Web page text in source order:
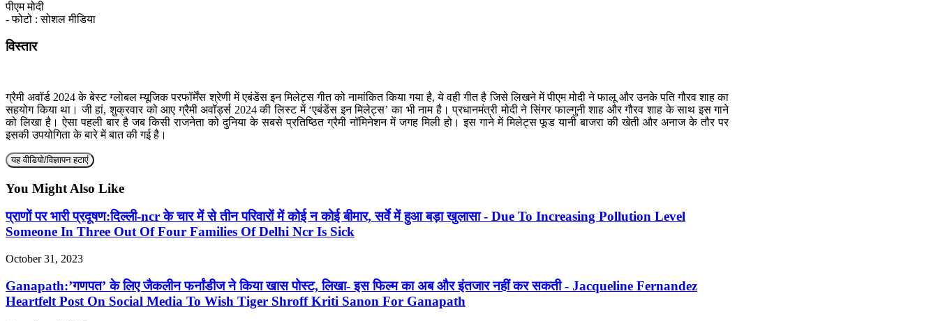
पीएम मोदी
- फोटो : सोशल मीडिया
विस्तार
ग्रैमी अवॉर्ड 2024 के बेस्ट ग्लोबल म्यूजिक परफॉर्मेंस श्रेणी में एबंडेंस इन मिलेट्स गीत को नामांकित किया गया है, ये वही गीत है जिसे लिखने में पीएम मोदी ने फालू और उनके पति गौरव शाह का
सहयोग किया था। जी हां, शुक्रवार को आए ग्रैमी अवॉर्ड्स 2024 की लिस्ट में ‘एबंडेंस इन मिलेट्स’ का भी नाम है। प्रधानमंत्री मोदी ने सिंगर फाल्गुनी शाह और गौरव शाह के साथ इस गाने
को लिखा है। ऐसा पहली बार है जब किसी राजनेता को दुनिया के सबसे प्रतिष्ठित ग्रैमी नॉमिनेशन में जगह मिली हो। इस गाने में मिलेट्स फूड यानी बाजरा की खेती और अनाज के तौर पर
इसकी उपयोगिता के बारे में बात की गई है।
यह वीडियो/विज्ञापन हटाएं
You Might Also Like
प्राणों पर भारी प्रदूषण:दिल्ली-ncr के चार में से तीन परिवारों में कोई न कोई बीमार, सर्वे में हुआ बड़ा खुलासा - Due To Increasing Pollution Level
Someone In Three Out Of Four Families Of Delhi Ncr Is Sick
October 31, 2023
Ganapath:’गणपत’ के लिए जैकलीन फर्नांडीज ने किया खास पोस्ट, लिखा- इस फिल्म का अब और इंतजार नहीं कर सकती - Jacqueline Fernandez
Heartfelt Post On Social Media To Wish Tiger Shroff Kriti Sanon For Ganapath